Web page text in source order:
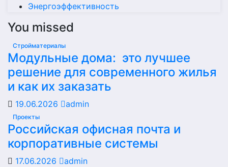
Энергоэффективность
You missed
Стройматериалы
Модульные дома: это лучшее
решение для современного жилья
и как их заказать
19.06.2026 admin
Проекты
Российская офисная почта и
корпоративные системы
17.06.2026 admin